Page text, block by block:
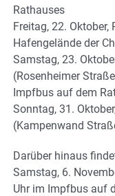
Rathauses
Freitag, 22.
Hafengelände der
Samstag, 23.
(Rosenheimer
Impfbus auf dem
Sonntag, 31.
(Kampenwand
Darüber hinaus
Samstag, 6.
Uhr im Impfbus auf